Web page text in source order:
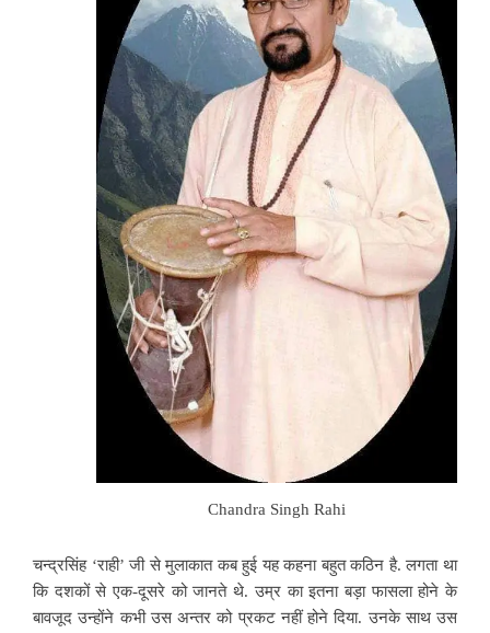
Chandra Singh Rahi
चन्द्रसिंह ‘राही’ जी से मुलाकात कब हुई यह कहना बहुत कठिन है. लगता था
कि दशकों से एक-दूसरे को जानते थे. उम्र का इतना बड़ा फासला होने के
बावजूद उन्होंने कभी उस अन्तर को प्रकट नहीं होने दिया. उनके साथ उस